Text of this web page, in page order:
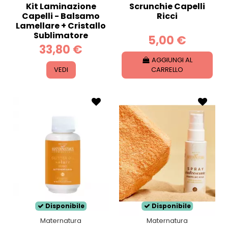
Kit Laminazione
Capelli - Balsamo
Lamellare + Cristallo
Sublimatore
33,80 €
VEDI
Scrunchie Capelli
Ricci
5,00 €
AGGIUNGI AL
CARRELLO
Disponibile
Maternatura
Disponibile
Maternatura